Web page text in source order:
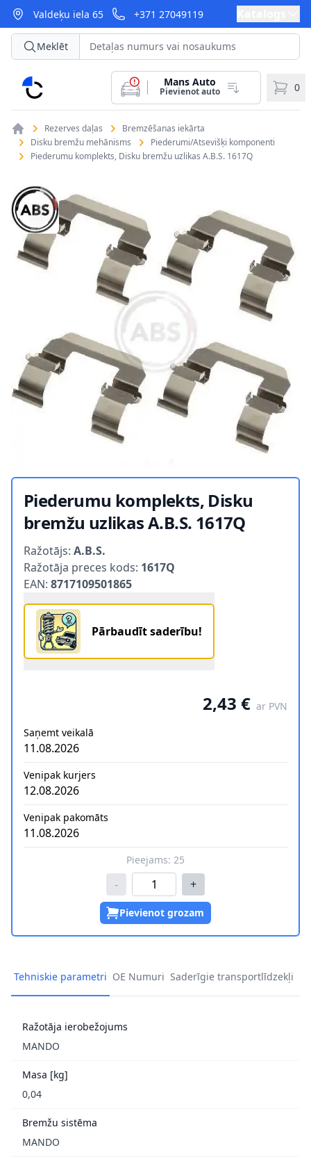
Valdeķu iela 65 +371 27049119
CarParts
Meklēt
Mans Auto
Pievienot auto 0
Rezerves daļas
Bremzēšanas iekārta
Disku bremžu mehānisms
Piederumi/Atsevišķi komponenti
Piederumu komplekts, Disku bremžu uzlikas A.B.S. 1617Q
Piederumu komplekts, Disku
bremžu uzlikas A.B.S. 1617Q
Ražotājs: A.B.S.
Ražotāja preces kods: 1617Q
EAN: 8717109501865
Pārbaudīt saderību!
2,43 € ar PVN
Saņemt veikalā
11.08.2026
Venipak kurjers
12.08.2026
Venipak pakomāts
11.08.2026
Pieejams: 25
- +
Pievienot grozam
Tehniskie parametri OE Numuri Saderīgie transportlīdzekļi
Ražotāja ierobežojums
MANDO
Masa [kg]
0,04
Bremžu sistēma
MANDO